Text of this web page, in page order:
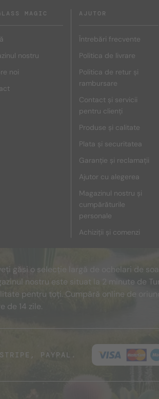
MAGIC
nostru
noi
AJUTOR
Întrebări frecvente
Politica de livrare
Politica de retur și
rambursare
Contact și servicii
pentru clienți
Produse și calitate
Plata și securitatea
Garanție și reclamații
Ajutor cu alegerea
Magazinul nostru și
cumpărăturile
personale
Achiziții și comenzi
găsi o selecție largă de ochelari de
nostru este situat la 2 minute de
pentru toți. Cumpără online de
de 14 zile.
PAYPAL.